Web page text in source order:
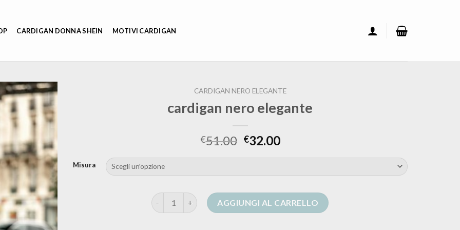
CARDIGAN DONNA SHEIN MOTIVI CARDIGAN
CARDIGAN NERO ELEGANTE
cardigan nero elegante
€51.00 €32.00
Misura
cardigan nero elegante quantitàAGGIUNGI AL CARRELLO